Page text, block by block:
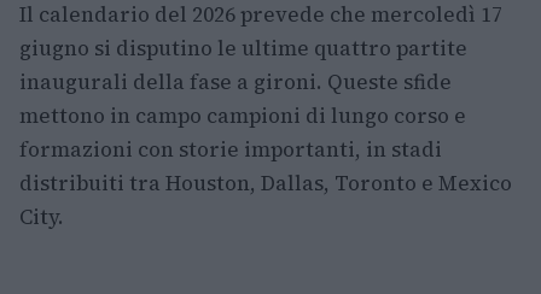
Il calendario del 2026 prevede che mercoledì 17
giugno si disputino le ultime quattro partite
inaugurali della fase a gironi. Queste sfide
mettono in campo campioni di lungo corso e
formazioni con storie importanti, in stadi
distribuiti tra Houston, Dallas, Toronto e Mexico
City.